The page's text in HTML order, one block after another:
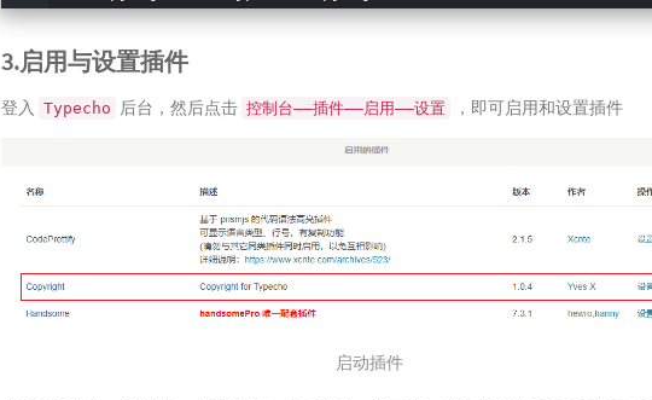
3.启用与设置插件
登入 Typecho 后台，然后点击 控制台——插件——启用——设置 ，即可启用和设置插件
启动插件